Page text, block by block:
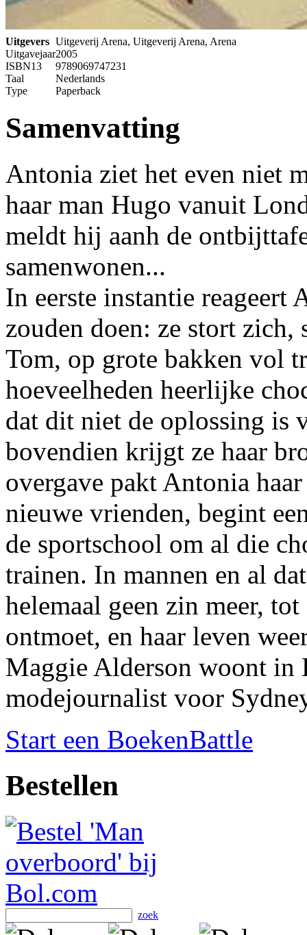
Uitgevers Uitgeverij Arena, Uitgeverij Arena, Arena
Uitgavejaar2005
ISBN13
9789069747231
Taal
Nederlands
Type
Paperback
Samenvatting
Antonia ziet het even niet
haar man Hugo vanuit
meldt hij aanh de
samenwonen...
In eerste instantie reageert
zouden doen: ze stort zich,
Tom, op grote bakken vol
hoeveelheden heerlijke
dat dit niet de oplossing is
bovendien krijgt ze haar
overgave pakt Antonia
nieuwe vrienden, begint
de sportschool om al die
trainen. In mannen en al
helemaal geen zin meer,
ontmoet, en haar leven
Maggie Alderson woont in
modejournalist voor
Start een BoekenBattle
Bestellen
zoek